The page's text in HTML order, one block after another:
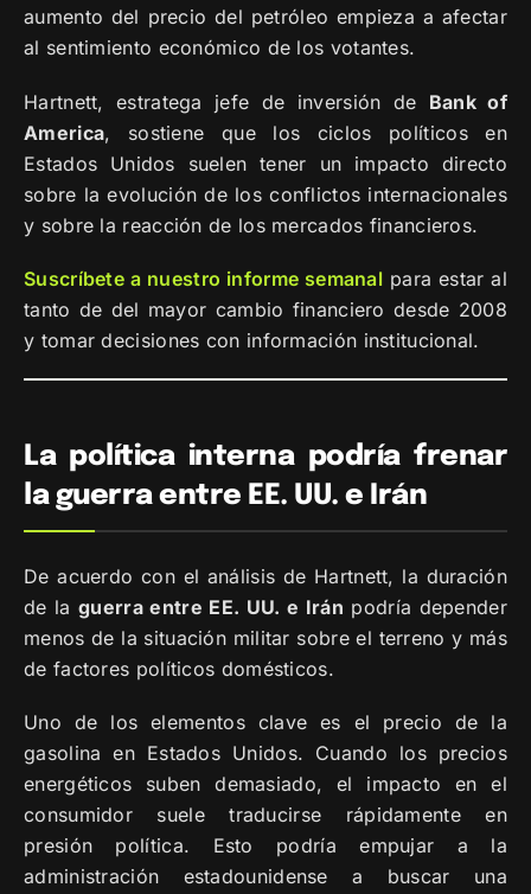
aumento del precio del petróleo empieza a afectar
al sentimiento económico de los votantes.
Hartnett, estratega jefe de inversión de Bank of
America, sostiene que los ciclos políticos en
Estados Unidos suelen tener un impacto directo
sobre la evolución de los conflictos internacionales
y sobre la reacción de los mercados financieros.
Suscríbete a nuestro informe semanal para estar al
tanto de del mayor cambio financiero desde 2008
y tomar decisiones con información institucional.
La política interna podría frenar
la guerra entre EE. UU. e Irán
De acuerdo con el análisis de Hartnett, la duración
de laguerra entre EE. UU. e Irán podría depender
menos de la situación militar sobre el terreno y más
de factores políticos domésticos.
Uno de los elementos clave es el precio de la
gasolina en Estados Unidos. Cuando los precios
energéticos suben demasiado, el impacto en el
consumidor suele traducirse rápidamente en
presión política. Esto podría empujar a la
administración estadounidense a buscar una